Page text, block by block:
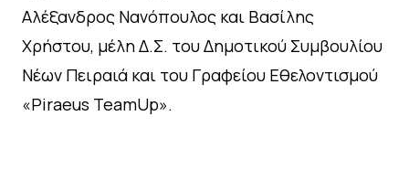
Αλέξανδρος Νανόπουλος και Βασίλης
Χρήστου, μέλη Δ.Σ. του Δημοτικού Συμβουλίου
Νέων Πειραιά και του Γραφείου Εθελοντισμού
«Piraeus TeamUp».